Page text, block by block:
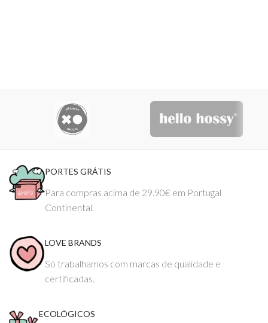
PORTES GRÁTIS
Para compras acima de 29.90€ em Portugal
Continental.
LOVE BRANDS
Só trabalhamos com marcas de qualidade e
certificadas.
ECOLÓGICOS